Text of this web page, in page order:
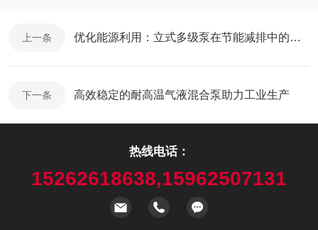
上一条 优化能源利用：立式多级泵在节能减排中的应用
下一条 高效稳定的耐高温气液混合泵助力工业生产
热线电话：
15262618638,15962507131